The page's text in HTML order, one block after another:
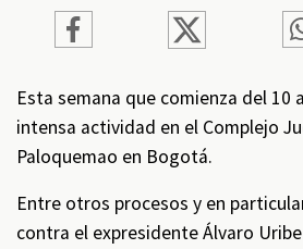
Esta semana que comienza del 10
intensa actividad en el Complejo
Paloquemao en Bogotá.
Entre otros procesos y en
contra el expresidente Álvaro